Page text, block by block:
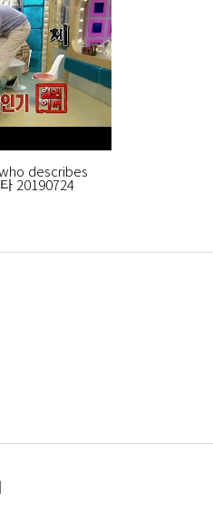
describes
20190724